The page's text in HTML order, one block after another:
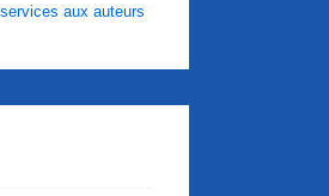
aux auteurs